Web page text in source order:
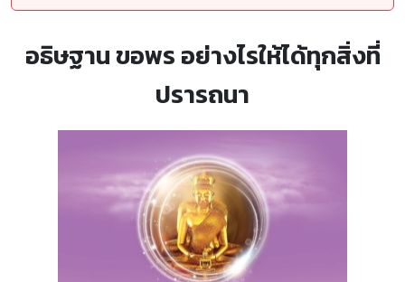
อธิษฐาน ขอพร อย่างไรให้ได้ทุกสิ่งที่
ปรารถนา